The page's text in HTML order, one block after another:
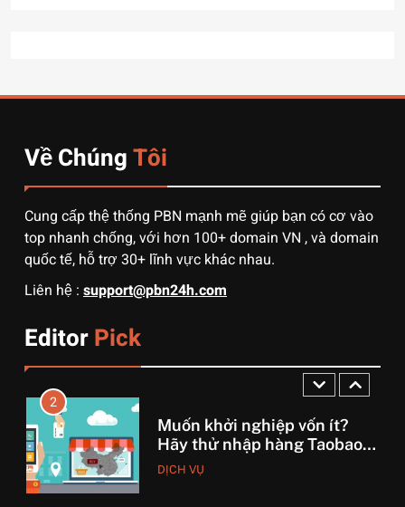
Về ChúngTôi
Cung cấp thệ thống PBN mạnh mẽ giúp bạn có cơ vào
top nhanh chống, với hơn 100+ domain VN , và domain
quốc tế, hỗ trợ 30+ lĩnh vực khác nhau.
Liên hệ : support@pbn24h.com
EditorPick
chọn đường biển hay đường
1
3 sai lầm chí mạng khiến
người mới order 1688 bị lỗ
vốn, ôm sô
DỊCH VỤ
2
tháng lời 20 triệu
3
Lợi nhuận x3 nhờ biết cách
chọn nguồn hàng Trung
Quốc chuẩn
DỊCH VỤ